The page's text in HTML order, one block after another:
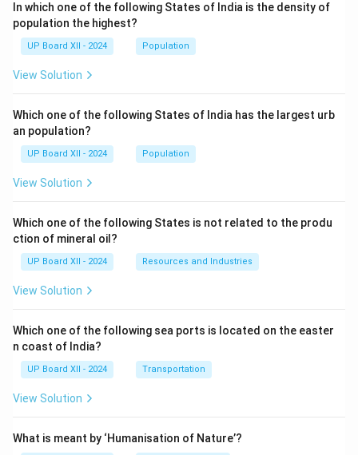
In which one of the following States of India is the density of
population the highest?
UP Board XII - 2024 Population
View Solution
Which one of the following States of India has the largest urb
an population?
UP Board XII - 2024 Population
View Solution
Which one of the following States is not related to the produ
ction of mineral oil?
UP Board XII - 2024 Resources and Industries
View Solution
Which one of the following sea ports is located on the easter
n coast of India?
UP Board XII - 2024 Transportation
View Solution
What is meant by ‘Humanisation of Nature’?